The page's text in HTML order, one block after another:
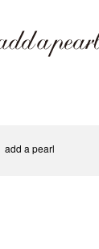
add a pearl